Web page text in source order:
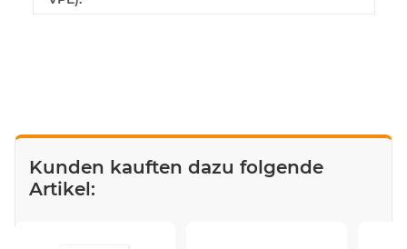
Kunden kauften dazu folgende
Artikel: